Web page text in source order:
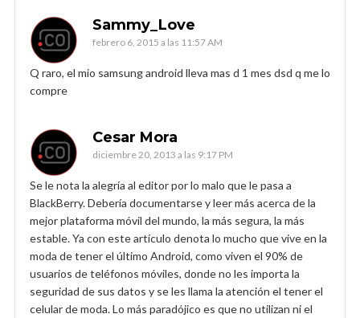
Sammy_Love
febrero 6, 2015 a las 11:57 AM
Q raro, el mio samsung android lleva mas d 1 mes dsd q me lo
compre
Cesar Mora
diciembre 20, 2013 a las 9:17 PM
Se le nota la alegría al editor por lo malo que le pasa a
BlackBerry. Debería documentarse y leer más acerca de la
mejor plataforma móvil del mundo, la más segura, la más
estable. Ya con este artículo denota lo mucho que vive en la
moda de tener el último Android, como viven el 90% de
usuarios de teléfonos móviles, donde no les importa la
seguridad de sus datos y se les llama la atención el tener el
celular de moda. Lo más paradójico es que no utilizan ni el